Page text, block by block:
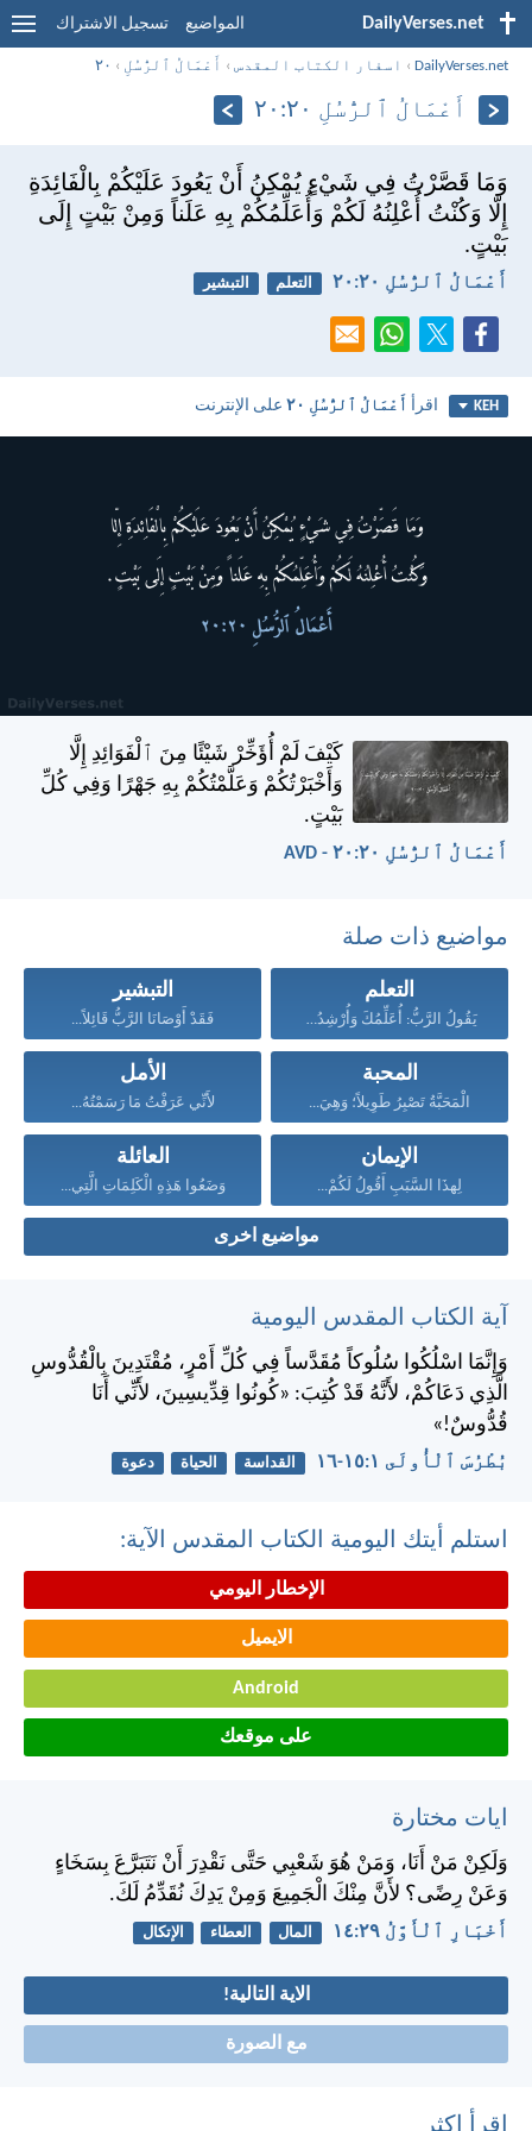
DailyVerses.net المواضيع تسجيل الاشتراك
DailyVerses.net
› اسفار الكتاب المقدس › أَعْمَالُ ٱلرُّسُلِ › ٢٠
أَعْمَالُ ٱلرُّسُلِ ٢٠:‏٢٠
وَمَا قَصَّرْتُ فِي شَيْءٍ يُمْكِنُ أَنْ يَعُودَ عَلَيْكُمْ بِالْفَائِدَةِ
إِلّا وَكُنْتُ أُعْلِنُهُ لَكُمْ وَأُعَلِّمُكُمْ بِهِ عَلَناً وَمِنْ بَيْتٍ إِلَى
بَيْتٍ.
أَعْمَالُ ٱلرُّسُلِ ٢٠:‏٢٠ التعلم التبشير
KEH اقرأ أَعْمَالُ ٱلرُّسُلِ ٢٠ على الإنترنت
كَيْفَ لَمْ أُؤَخِّرْ شَيْئًا مِنَ ٱلْفَوَائِدِ إِلَّا
وَأَخْبَرْتُكُمْ وَعَلَّمْتُكُمْ بِهِ جَهْرًا وَفِي كُلِّ
بَيْتٍ.
أَعْمَالُ ٱلرُّسُلِ ٢٠:‏٢٠ - AVD
مواضيع ذات صلة
التعلم
يَقُولُ الرَّبُّ: أُعَلِّمُكَ وَأُرْشِدُكَ...
التبشير
فَقَدْ أَوْصَانَا الرَّبُّ قَائِلاً...
المحبة
الْمَحَبَّةُ تَصْبِرُ طَوِيلاً؛ وَهِيَ...
الأمل
لأَنِّي عَرَفْتُ مَا رَسَمْتُهُ...
الإيمان
لِهذَا السَّبَبِ أَقُولُ لَكُمْ...
العائلة
وَضَعُوا هَذِهِ الْكَلِمَاتِ الَّتِي...
مواضيع اخرى
آية الكتاب المقدس اليومية
وَإِنَّمَا اسْلُكُوا سُلُوكاً مُقَدَّساً فِي كُلِّ أَمْرٍ، مُقْتَدِينَ بِالْقُدُّوسِ
الَّذِي دَعَاكُمْ، لأَنَّهُ قَدْ كُتِبَ: «كُونُوا قِدِّيسِينَ، لأَنِّي أَنَا
قُدُّوسٌ!»
بُطْرُسَ ٱلْأُولَى ١:‏١٥-‏١٦ القداسة الحياة دعوة
استلم أيتك اليومية الكتاب المقدس الآية:
الإخطار اليومي
الايميل
Android
على موقعك
ايات مختارة
وَلَكِنْ مَنْ أَنَا، وَمَنْ هُوَ شَعْبِي حَتَّى نَقْدِرَ أَنْ نَتَبَرَّعَ بِسَخَاءٍ
وَعَنْ رِضًى؟ لأَنَّ مِنْكَ الْجَمِيعَ وَمِنْ يَدِكَ نُقَدِّمُ لَكَ.
أَخْبَارِ ٱلْأَوَّلُ ٢٩:‏١٤ المال العطاء الإتكال
الاية التالية!
مع الصورة